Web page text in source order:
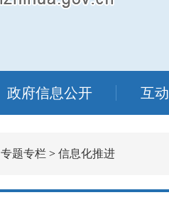
政府信息公开 互
专题专栏 > 信息化推进